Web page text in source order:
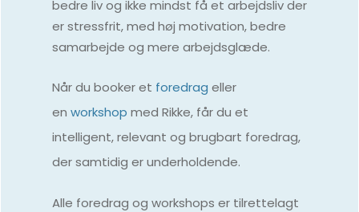
bedre liv og ikke mindst få et arbejdsliv der
er stressfrit, med høj motivation, bedre
samarbejde og mere arbejdsglæde.
Når du bookeret foredrag eller
en workshop med Rikke, får du et
intelligent, relevant og brugbart foredrag,
der samtidig er underholdende.
Alle foredrag og workshops er tilrettelagt